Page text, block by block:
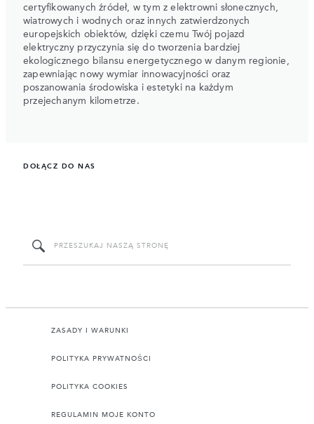
certyfikowanych źródeł, w tym z elektrowni słonecznych,
wiatrowych i wodnych oraz innych zatwierdzonych
europejskich obiektów, dzięki czemu Twój pojazd
elektryczny przyczynia się do tworzenia bardziej
ekologicznego bilansu energetycznego w danym regionie,
zapewniając nowy wymiar innowacyjności oraz
poszanowania środowiska i estetyki na każdym
przejechanym kilometrze.
DOŁĄCZ DO NAS
ZASADY I WARUNKI
POLITYKA PRYWATNOŚCI
POLITYKA COOKIES
REGULAMIN MOJE KONTO